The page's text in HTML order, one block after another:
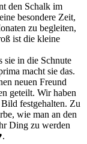
den Schalk im
besondere Zeit,
zu begleiten,
ist die kleine
sie in die Schnute
macht sie das.
neuen Freund
geteilt. Wir haben
festgehalten. Zu
wie man an den
Ding zu werden